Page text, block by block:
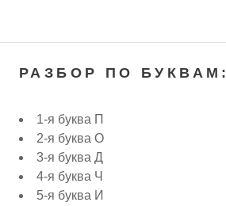
РАЗБОР ПО БУКВАМ:
1-я буква П
2-я буква О
3-я буква Д
4-я буква Ч
5-я буква И